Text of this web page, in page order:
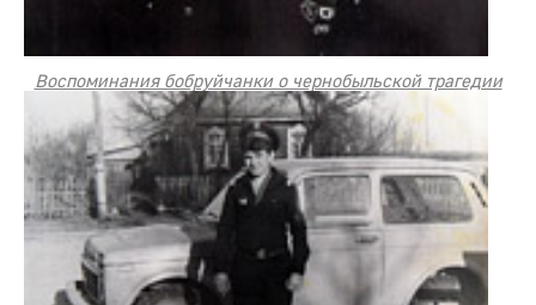
Воспоминания бобруйчанки о чернобыльской трагедии